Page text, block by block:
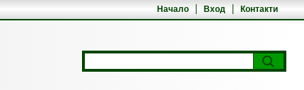
Начало Вход Контакти